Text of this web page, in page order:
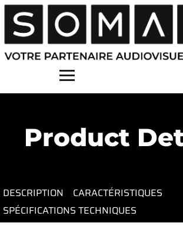
Product
DESCRIPTION
CARACTÉRISTIQUES
SPÉCIFICATIONS TECHNIQUES